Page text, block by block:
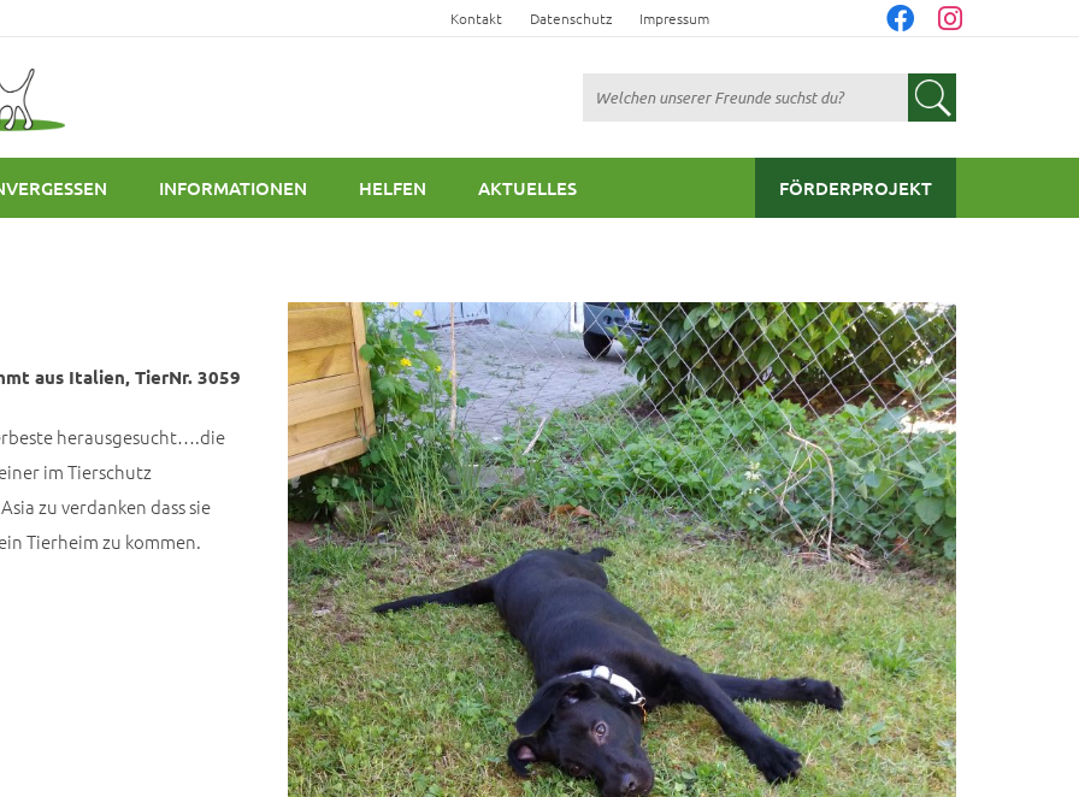
Kontakt Datenschutz Impressum
Suchen
INFORMATIONEN HELFEN AKTUELLES FÖRDERPROJEKT
aus Italien, TierNr. 3059
herausgesucht….die
im Tierschutz
zu verdanken dass sie
Tierheim zu kommen.